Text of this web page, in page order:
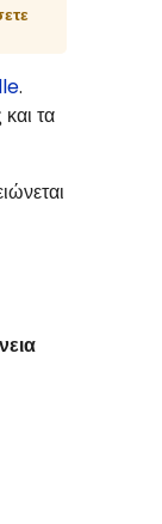
.
τα